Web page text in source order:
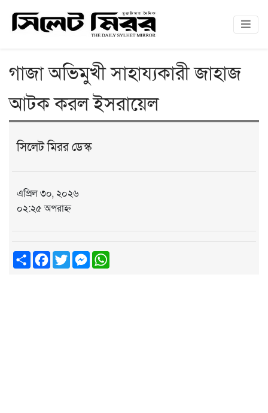
গাজা অভিমুখী সাহায্যকারী জাহাজ
আটক করল ইসরায়েল
সিলেট মিরর ডেস্ক
এপ্রিল ৩০, ২০২৬
০২:২৫ অপরাহ্ন
ShareFacebook
TwitterMessenger